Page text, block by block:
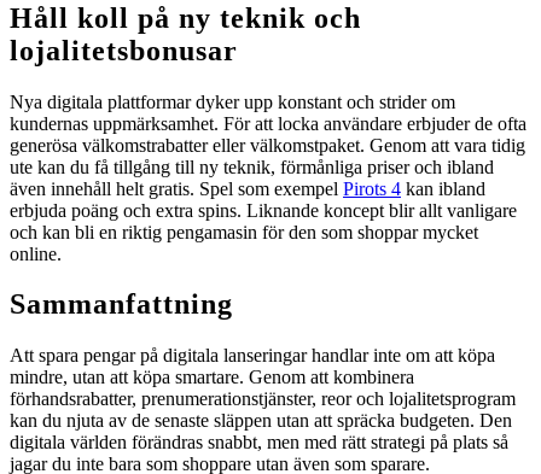
Håll koll på ny teknik och
lojalitetsbonusar
Nya digitala plattformar dyker upp konstant och strider om
kundernas uppmärksamhet. För att locka användare erbjuder de ofta
generösa välkomstrabatter eller välkomstpaket. Genom att vara tidig
ute kan du få tillgång till ny teknik, förmånliga priser och ibland
även innehåll helt gratis. Spel som exempel Pirots 4 kan ibland
erbjuda poäng och extra spins. Liknande koncept blir allt vanligare
och kan bli en riktig pengamasin för den som shoppar mycket
online.
Sammanfattning
Att spara pengar på digitala lanseringar handlar inte om att köpa
mindre, utan att köpa smartare. Genom att kombinera
förhandsrabatter, prenumerationstjänster, reor och lojalitetsprogram
kan du njuta av de senaste släppen utan att spräcka budgeten. Den
digitala världen förändras snabbt, men med rätt strategi på plats så
jagar du inte bara som shoppare utan även som sparare.